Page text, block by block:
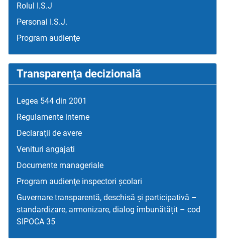
Rolul I.S.J
Personal I.S.J.
Program audienţe
Transparenţa decizională
Legea 544 din 2001
Regulamente interne
Declaraţii de avere
Venituri angajati
Documente manageriale
Program audienţe inspectori școlari
Guvernare transparentă, deschisă și participativă –
standardizare, armonizare, dialog îmbunătățit – cod
SIPOCA 35